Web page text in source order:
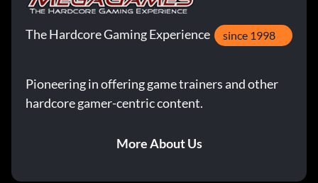
The Hardcore Gaming Experience since 1998
Pioneering in offering game trainers and other
hardcore gamer-centric content.
More About Us